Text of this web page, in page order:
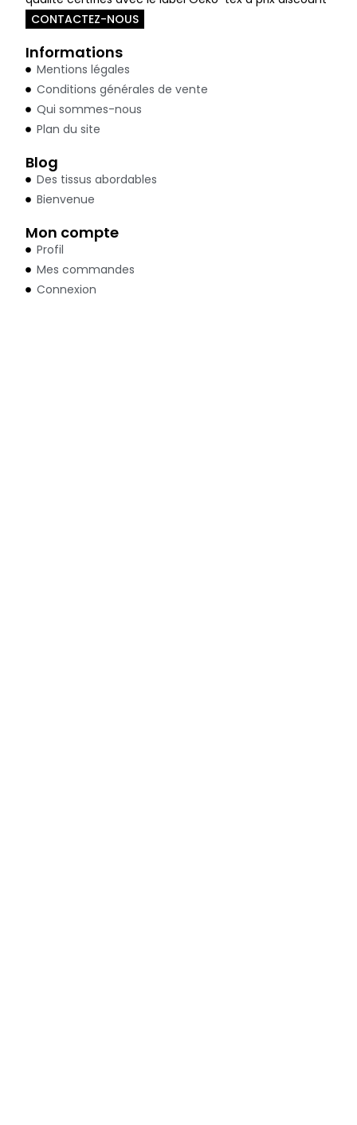
CONTACTEZ-NOUS
Informations
Mentions légales
Conditions générales de vente
Qui sommes-nous
Plan du site
Blog
Des tissus abordables
Bienvenue
Mon compte
Profil
Mes commandes
Connexion